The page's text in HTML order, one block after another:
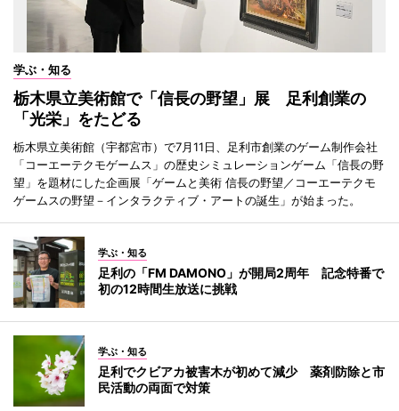
学ぶ・知る
栃木県立美術館で「信長の野望」展 足利創業の
「光栄」をたどる
栃木県立美術館（宇都宮市）で7月11日、足利市創業のゲーム制作会社
「コーエーテクモゲームス」の歴史シミュレーションゲーム「信長の野
望」を題材にした企画展「ゲームと美術 信長の野望／コーエーテクモ
ゲームスの野望－インタラクティブ・アートの誕生」が始まった。
学ぶ・知る
足利の「FM DAMONO」が開局2周年 記念特番で
初の12時間生放送に挑戦
学ぶ・知る
足利でクビアカ被害木が初めて減少 薬剤防除と市
民活動の両面で対策